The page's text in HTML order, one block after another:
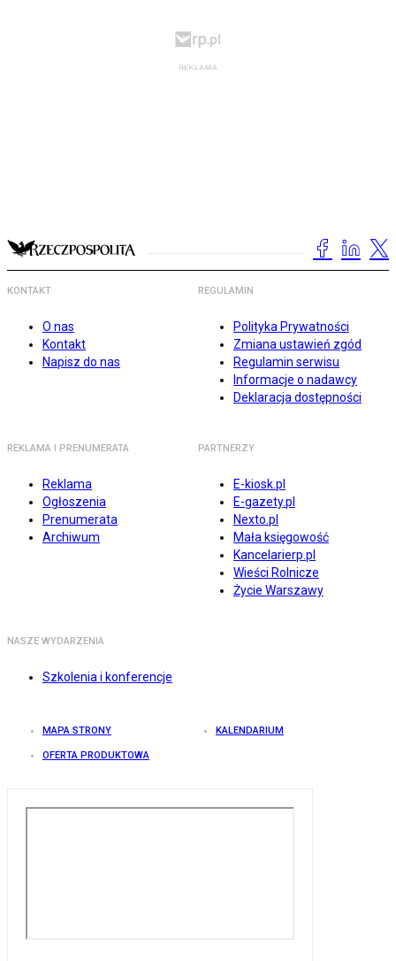
KONTAKT
O nas
Kontakt
Napisz do nas
REGULAMIN
Polityka Prywatności
Zmiana ustawień zgód
Regulamin serwisu
Informacje o nadawcy
Deklaracja dostępności
REKLAMA I PRENUMERATA
Reklama
Ogłoszenia
Prenumerata
Archiwum
PARTNERZY
E-kiosk.pl
E-gazety.pl
Nexto.pl
Mała księgowość
Kancelarierp.pl
Wieści Rolnicze
Życie Warszawy
NASZE WYDARZENIA
Szkolenia i konferencje
MAPA STRONY KALENDARIUM
OFERTA PRODUKTOWA